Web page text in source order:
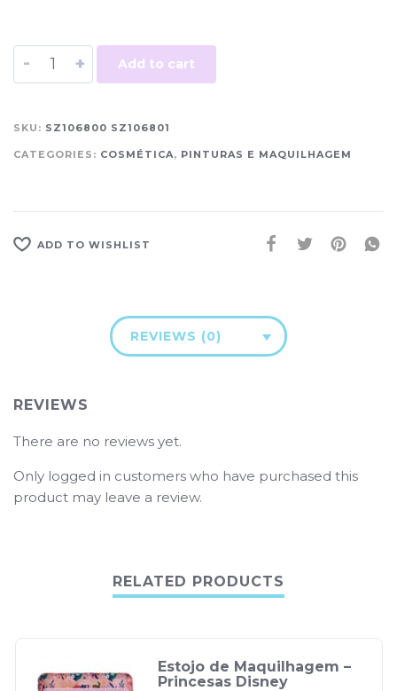
- + Add to cart
SKU: SZ106800 SZ106801
CATEGORIES: COSMÉTICA, PINTURAS E MAQUILHAGEM
ADD TO WISHLIST
REVIEWS (0)
REVIEWS
There are no reviews yet.
Only logged in customers who have purchased this
product may leave a review.
RELATED PRODUCTS
Estojo de Maquilhagem –
Princesas Disney